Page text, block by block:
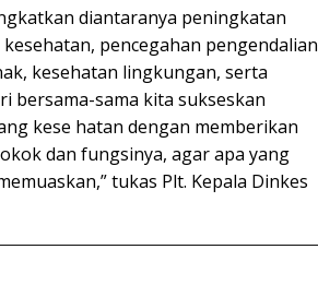
diantaranya peningkatan
pencegahan pengendalian
kesehatan lingkungan, serta
bersama-sama kita sukseskan
kese hatan dengan memberikan
dan fungsinya, agar apa yang
tukas Plt. Kepala Dinkes